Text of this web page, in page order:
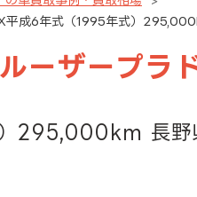
平成6年式（1995年式）
ーザープラ
295,000km 長野